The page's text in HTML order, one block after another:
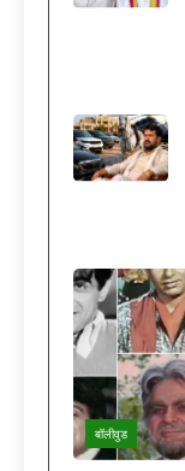
बॉलीवुड